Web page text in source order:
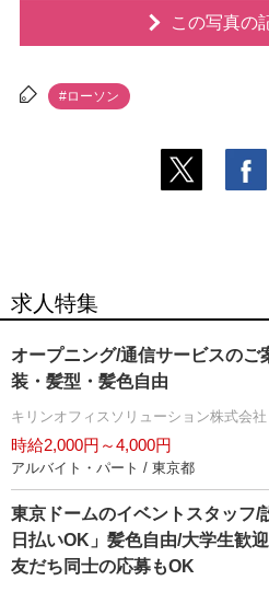
この写真の
#ローソン
求人特集
オープニング/通信サービスのご
装・髪型・髪色自由
キリンオフィスソリューション株式会社
時給2,000円～4,000円
アルバイト・パート / 東京都
東京ドームのイベントスタッフ/
日払いOK」髪色自由/大学生歓
友だち同士の応募もOK